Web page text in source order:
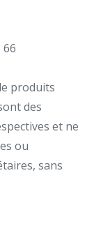
66
produits
des
et ne
ou
sans